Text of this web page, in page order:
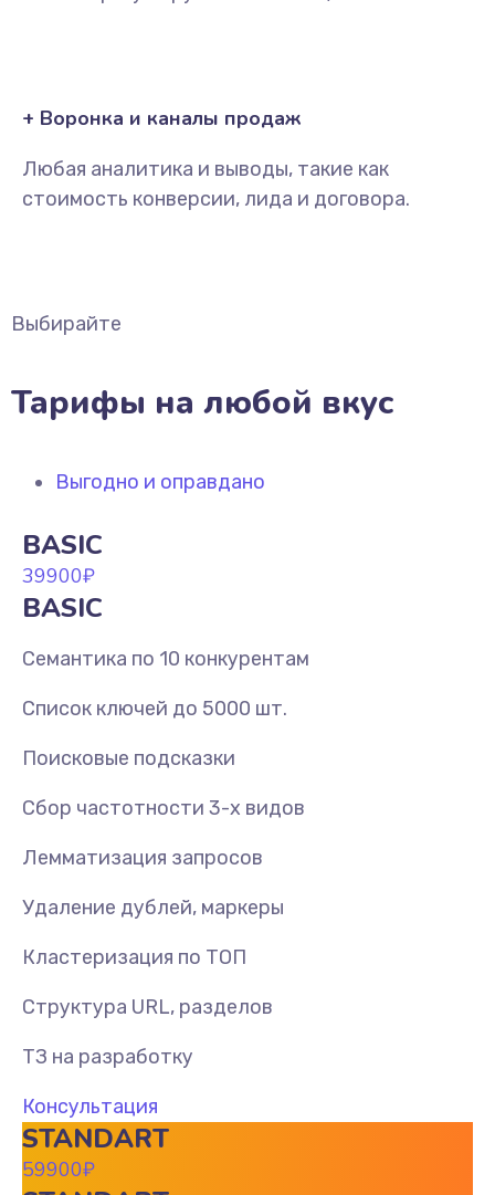
+ Воронка и каналы продаж
Любая аналитика и выводы, такие как
стоимость конверсии, лида и договора.
Выбирайте
Тарифы на любой вкус
Выгодно и оправдано
BASIC
39900₽
BASIC
Семантика по 10 конкурентам
Список ключей до 5000 шт.
Поисковые подсказки
Сбор частотности 3-х видов
Лемматизация запросов
Удаление дублей, маркеры
Кластеризация по ТОП
Структура URL, разделов
ТЗ на разработку
Консультация
STANDART
59900₽